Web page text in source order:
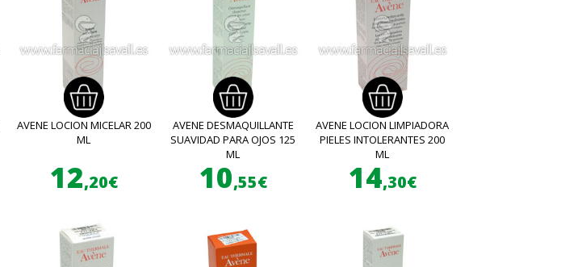
AVENE LOCION MICELAR 200
ML
12,20€
AVENE DESMAQUILLANTE
SUAVIDAD PARA OJOS 125
ML
10,55€
AVENE LOCION LIMPIADORA
PIELES INTOLERANTES 200
ML
14,30€